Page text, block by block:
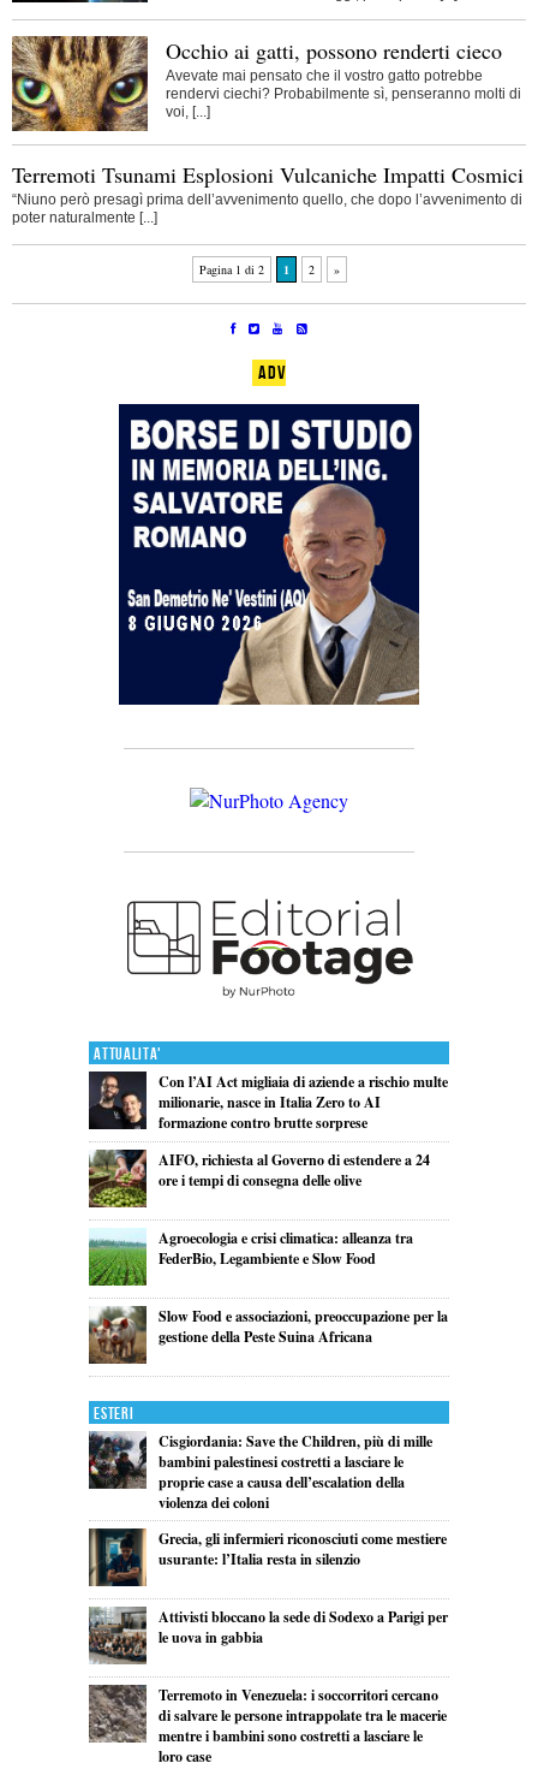
Occhio ai gatti, possono renderti cieco
Avevate mai pensato che il vostro gatto potrebbe
rendervi ciechi? Probabilmente sì, penseranno molti di
voi, [...]
Terremoti Tsunami Esplosioni Vulcaniche Impatti Cosmici
“Niuno però presagì prima dell’avvenimento quello, che dopo l’avvenimento di
poter naturalmente [...]
Pagina 1 di 2 1 2 »
ADV
Attualita'
Con l’AI Act migliaia di aziende a rischio multe
milionarie, nasce in Italia Zero to AI
formazione contro brutte sorprese
AIFO, richiesta al Governo di estendere a 24
ore i tempi di consegna delle olive
Agroecologia e crisi climatica: alleanza tra
FederBio, Legambiente e Slow Food
Slow Food e associazioni, preoccupazione per la
gestione della Peste Suina Africana
Esteri
Cisgiordania: Save the Children, più di mille
bambini palestinesi costretti a lasciare le
proprie case a causa dell’escalation della
violenza dei coloni
Grecia, gli infermieri riconosciuti come mestiere
usurante: l’Italia resta in silenzio
Attivisti bloccano la sede di Sodexo a Parigi per
le uova in gabbia
Terremoto in Venezuela: i soccorritori cercano
di salvare le persone intrappolate tra le macerie
mentre i bambini sono costretti a lasciare le
loro case